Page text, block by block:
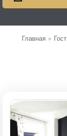
Главная »